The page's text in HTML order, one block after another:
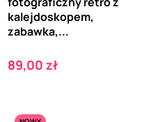
kalejdoskopem,
zabawka,...
Cena
89,00 zł